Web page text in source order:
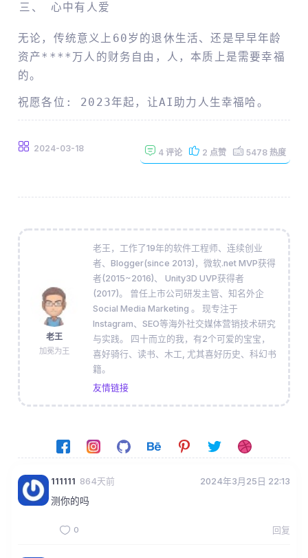
心中有人爱
无论，传统意义上60岁的退休生活、还是早早年龄
资产****万人的财务自由，人，本质上是需要幸福
的。
祝愿各位: 2023年起，让AI助力人生幸福哈。
2024-03-18 4 评论 2 点赞 5478 热度
老王
加冕为王
老王，工作了19年的软件工程师、连续创业
者、Blogger(since 2013)，微软.net MVP获得
者(2015~2016)、 Unity3D UVP获得者
(2017)。 曾任上市公司研发主管、知名外企
Social Media Marketing 。 现专注于
Instagram、SEO等海外社交媒体营销技术研究
与实践。 四十而立的我，有2个可爱的宝宝，
喜好骑行、读书、木工, 尤其喜好历史、科幻书
籍。
友情链接
111111 864天前 2024年3月25日 22:13
测你的吗
0 回复